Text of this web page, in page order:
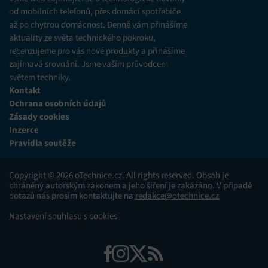
od mobilních telefonů, přes domácí spotřebiče
až po chytrou domácnost. Denně vám přinášíme
aktuality ze světa technického pokroku,
recenzujeme pro vás nové produkty a přinášíme
zajímavá srovnání. Jsme vaším průvodcem
světem techniky.
Kontakt
Ochrana osobních údajů
Zásady cookies
Inzerce
Pravidla soutěže
Copyright © 2026 oTechnice.cz. All rights reserved. Obsah je
chráněný autorským zákonem a jeho šíření je zakázáno. V případě
dotazů nás prosím kontaktujte na redakce@otechnice.cz
Nastavení souhlasu s cookies